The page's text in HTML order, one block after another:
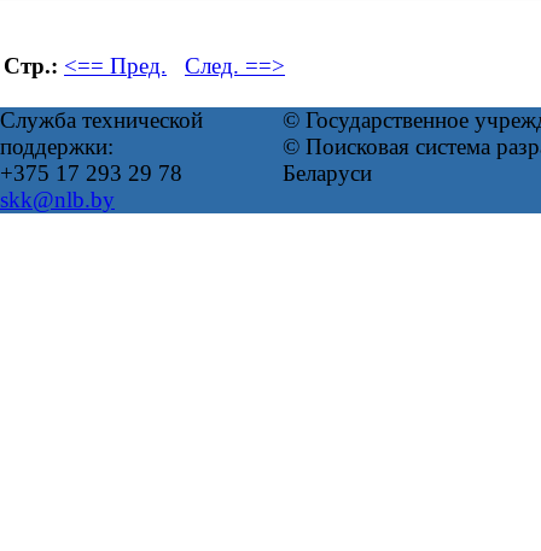
Стр.: <== Пред. След. ==>
Служба технической
поддержки:
+375 17 293 29 78
skk@nlb.by
© Государственное
© Поисковая система
Беларуси